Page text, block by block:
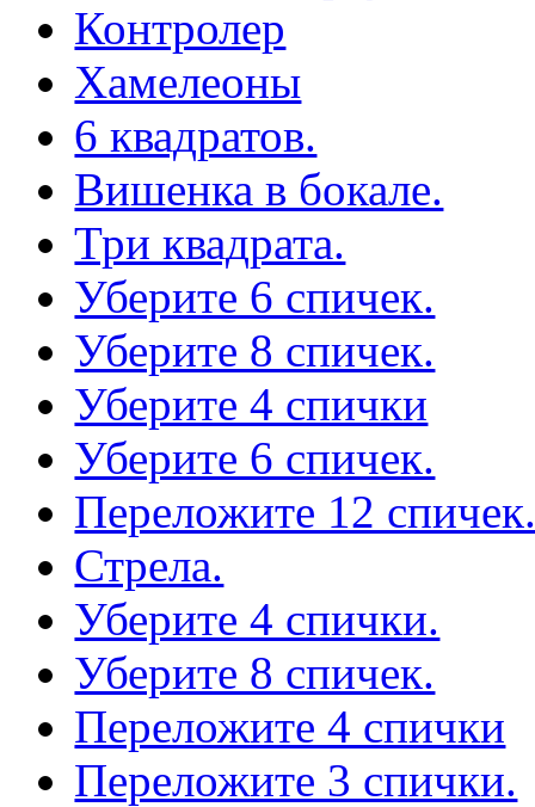
Контролер
Хамелеоны
6 квадратов.
Вишенка в бокале.
Три квадрата.
Уберите 6 спичек.
Уберите 8 спичек.
Уберите 4 спички
Уберите 6 спичек.
Переложите 12
Стрела.
Уберите 4 спички.
Уберите 8 спичек.
Переложите 4 спички
Переложите 3 спички.